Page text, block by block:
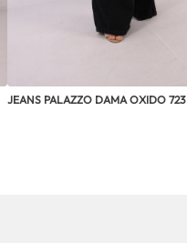
JEANS PALAZZO DAMA OXIDO 723